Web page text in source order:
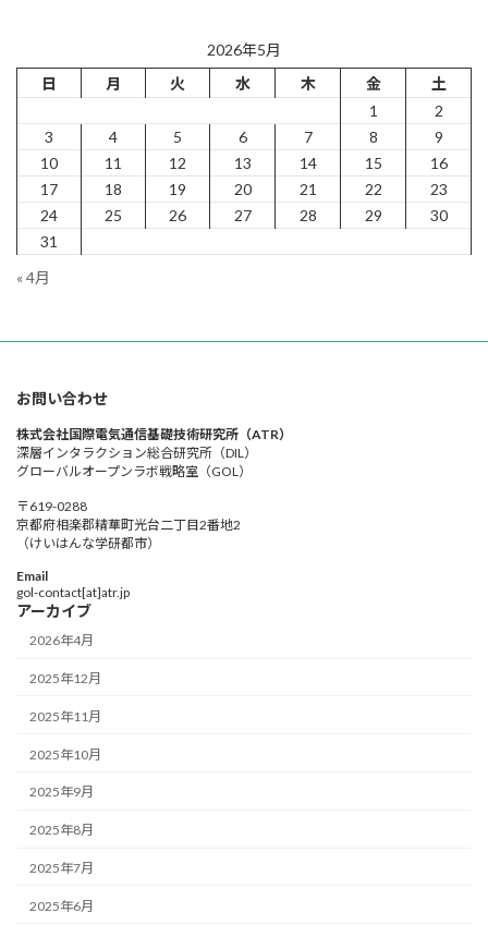
2026年5月
日
月 火 水 木 金
土
1
2
3
4 5 6 7 8
9
10
11 12 13 14 15
16
17
18 19 20 21 22
23
24
25 26 27 28 29
30
31
« 4月
お問い合わせ
株式会社国際電気通信基礎技術研究所（ATR）
深層インタラクション総合研究所（DIL）
グローバルオープンラボ戦略室（GOL）
〒619-0288
京都府相楽郡精華町光台二丁目2番地2
（けいはんな学研都市）
Email
gol-contact[at]atr.jp
アーカイブ
2026年4月
2025年12月
2025年11月
2025年10月
2025年9月
2025年8月
2025年7月
2025年6月